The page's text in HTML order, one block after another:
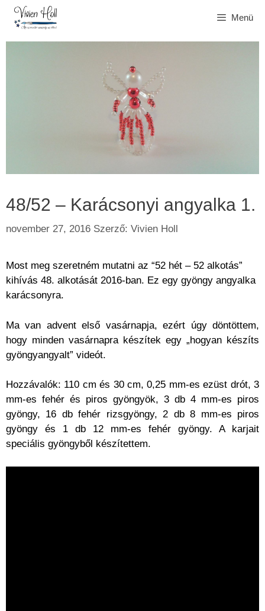
Kilépés
Menü
48/52 – Karácsonyi angyalka 1.
november 27, 2016 Szerző: Vivien Holl
Most meg szeretném mutatni az “52 hét – 52 alkotás”
kihívás 48. alkotását 2016-ban. Ez egy gyöngy angyalka
karácsonyra.
Ma van advent első vasárnapja, ezért úgy döntöttem,
hogy minden vasárnapra készítek egy „hogyan készíts
gyöngyangyalt” videót.
Hozzávalók: 110 cm és 30 cm, 0,25 mm-es ezüst drót, 3
mm-es fehér és piros gyöngyök, 3 db 4 mm-es piros
gyöngy, 16 db fehér rizsgyöngy, 2 db 8 mm-es piros
gyöngy és 1 db 12 mm-es fehér gyöngy. A karjait
speciális gyöngyből készítettem.